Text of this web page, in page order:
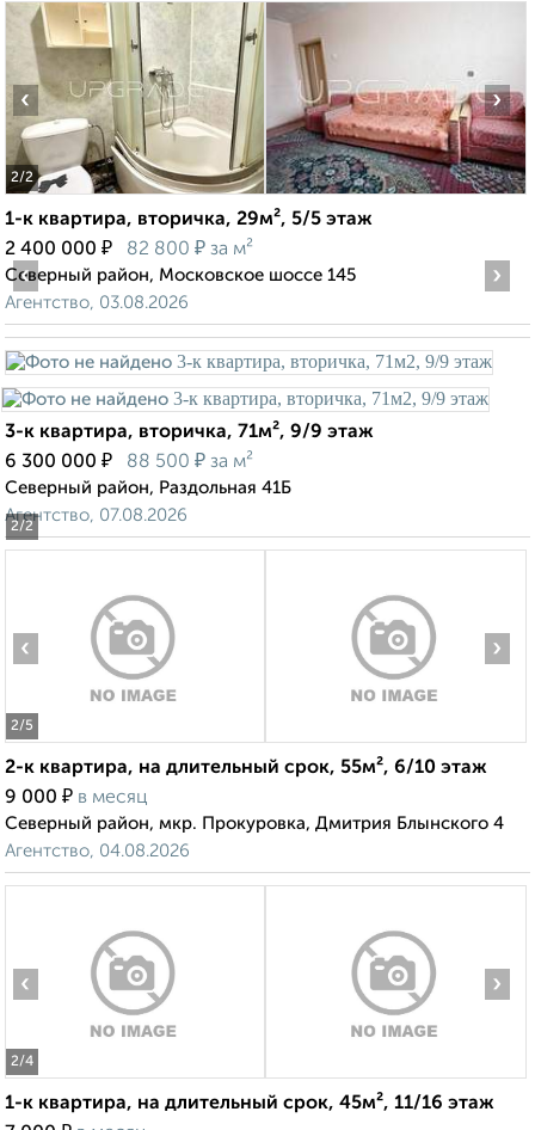
2/2
‹ ›
1-к квартира, вторичка, 29м², 5/5 этаж
2 400 000 ₽ 82 800 ₽ за м²
Северный район, Московское шоссе 145
Агентство, 03.08.2026
2/2
‹ ›
3-к квартира, вторичка, 71м², 9/9 этаж
6 300 000 ₽ 88 500 ₽ за м²
Северный район, Раздольная 41Б
Агентство, 07.08.2026
2/5
‹ ›
2-к квартира, на длительный срок, 55м², 6/10 этаж
9 000 ₽ в месяц
Северный район, мкр. Прокуровка, Дмитрия Блынского 4
Агентство, 04.08.2026
2/4
‹ ›
1-к квартира, на длительный срок, 45м², 11/16 этаж